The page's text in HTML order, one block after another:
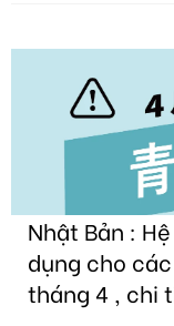
Nhật Bản :
dụng cho
tháng 4 , chi